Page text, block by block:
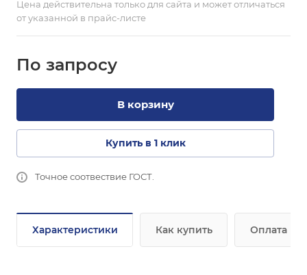
Цена действительна только для сайта и может отличаться
от указанной в прайс-листе
По запросу
В корзину
Купить в 1 клик
Точное соотвествие ГОСТ.
Характеристики Как купить Оплата